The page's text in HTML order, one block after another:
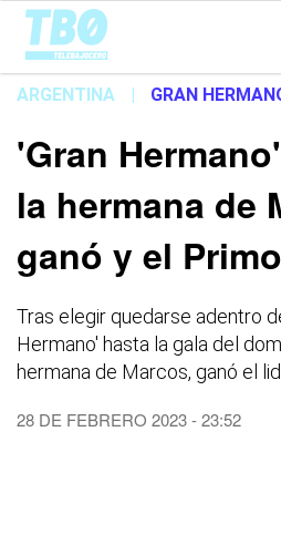
Cargando...
ARGENTINA | GRAN
'Gran
la hermana de
ganó y el
Tras elegir quedarse adentro
Hermano' hasta la gala del
hermana de Marcos, ganó el
28 DE FEBRERO 2023 - 23:52